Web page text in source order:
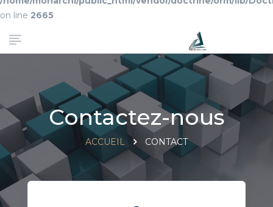
on line 2665
Contactez-nous
ACCUEIL CONTACT